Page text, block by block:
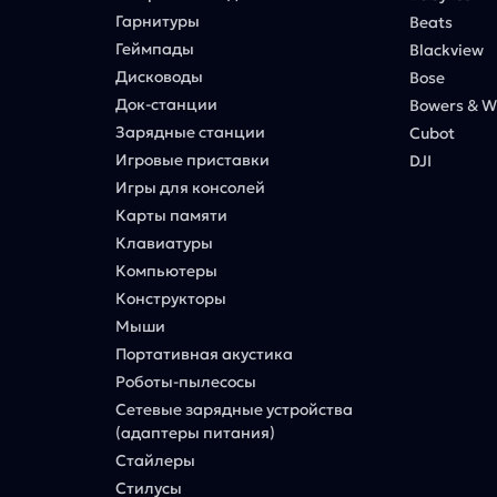
Гарнитуры
Геймпады
Дисководы
Док-станции
Зарядные станции
Игровые приставки
Игры для консолей
Карты памяти
Клавиатуры
Компьютеры
Конструкторы
Мыши
Портативная акустика
Роботы-пылесосы
Сетевые зарядные устройства
(адаптеры питания)
Стайлеры
Стилусы
Beats
Blackview
Bose
Bowers &
Cubot
DJI